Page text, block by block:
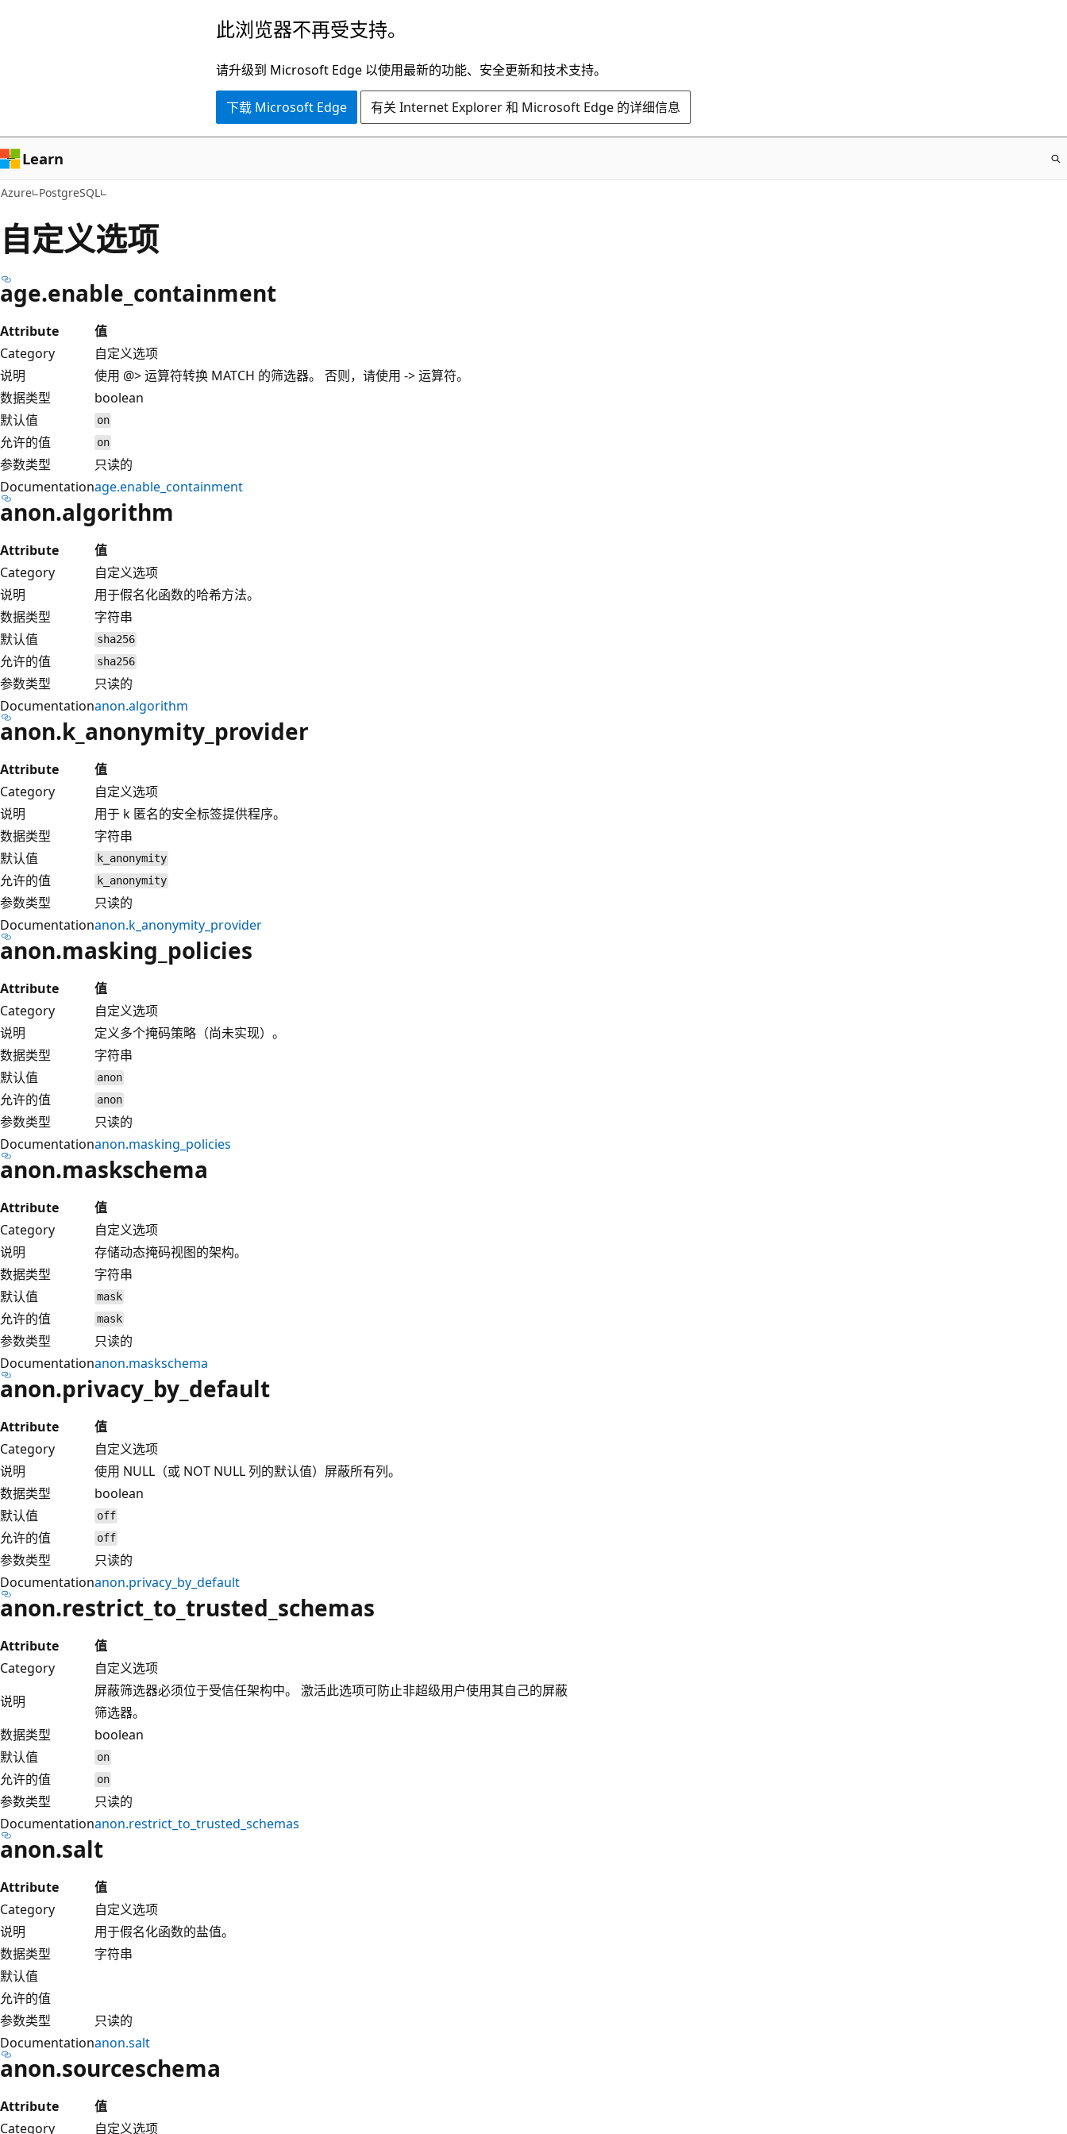
容
此浏览器不再受支持。
请升级到 Microsoft Edge 以使用最新的功能、安全更新和技术支持。
下载 Microsoft Edge 有关 Internet Explorer 和 Microsoft Edge 的详细信息
Learn
Azure PostgreSQL
自定义选项
age.enable_containment
Attribute
值
Category
自定义选项
说明
使用 @> 运算符转换 MATCH 的筛选器。 否则，请使用 -> 运算符。
数据类型
boolean
默认值
on
允许的值 on
参数类型
只读的
Documentationage.enable_containment
anon.algorithm
Attribute
值
Category
自定义选项
说明
用于假名化函数的哈希方法。
数据类型
字符串
默认值
sha256
允许的值 sha256
参数类型
只读的
Documentationanon.algorithm
anon.k_anonymity_provider
Attribute
值
Category
自定义选项
说明
用于 k 匿名的安全标签提供程序。
数据类型
字符串
默认值
k_anonymity
允许的值 k_anonymity
参数类型
只读的
Documentationanon.k_anonymity_provider
anon.masking_policies
Attribute
值
Category
自定义选项
说明
定义多个掩码策略（尚未实现）。
数据类型
字符串
默认值
anon
允许的值 anon
参数类型
只读的
Documentationanon.masking_policies
anon.maskschema
Attribute
值
Category
自定义选项
说明
存储动态掩码视图的架构。
数据类型
字符串
默认值
mask
允许的值 mask
参数类型
只读的
Documentationanon.maskschema
anon.privacy_by_default
Attribute
值
Category
自定义选项
说明
使用 NULL（或 NOT NULL 列的默认值）屏蔽所有列。
数据类型
boolean
默认值
off
允许的值 off
参数类型
只读的
Documentationanon.privacy_by_default
anon.restrict_to_trusted_schemas
Attribute
值
Category
自定义选项
说明
屏蔽筛选器必须位于受信任架构中。 激活此选项可防止非超级用户使用其自己的屏蔽
筛选器。
数据类型
boolean
默认值
on
允许的值 on
参数类型
只读的
Documentationanon.restrict_to_trusted_schemas
anon.salt
Attribute
值
Category
自定义选项
说明
用于假名化函数的盐值。
数据类型
字符串
默认值
允许的值
参数类型
只读的
Documentationanon.salt
anon.sourceschema
Attribute
值
Category
自定义选项